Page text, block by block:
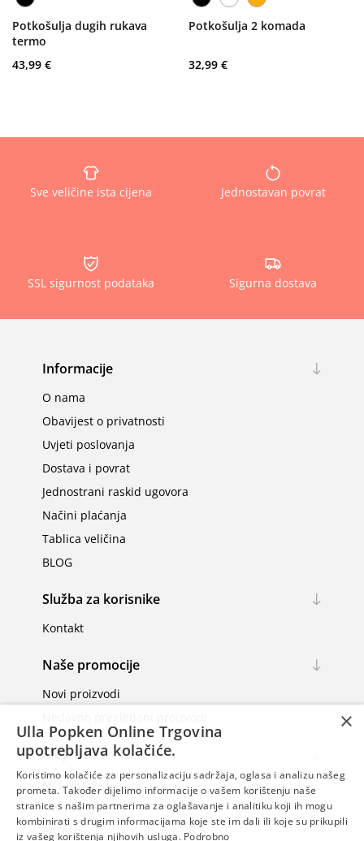
Potkošulja dugih rukava
termo
43,99 €
Potkošulja 2 komada
32,99 €
Sve veličine ista cijena Jednostavan povrat
SSL sigurnost podataka Sigurna dostava
Informacije
O nama
Obavijest o privatnosti
Uvjeti poslovanja
Dostava i povrat
Jednostrani raskid ugovora
Načini plaćanja
Tablica veličina
BLOG
Služba za korisnike
Kontakt
Naše promocije
Novi proizvodi
Moj račun
Moj račun
Narudžbe
Adrese
×
Ulla Popken Online Trgovina
upotrebljava kolačiće.
Koristimo kolačiće za personalizaciju sadržaja, oglasa i analizu našeg
prometa. Također dijelimo informacije o vašem korištenju naše
stranice s našim partnerima za oglašavanje i analitiku koji ih mogu
kombinirati s drugim informacijama koje ste im dali ili koje su prikupili
iz vašeg korištenja njihovih usluga. Podrobno